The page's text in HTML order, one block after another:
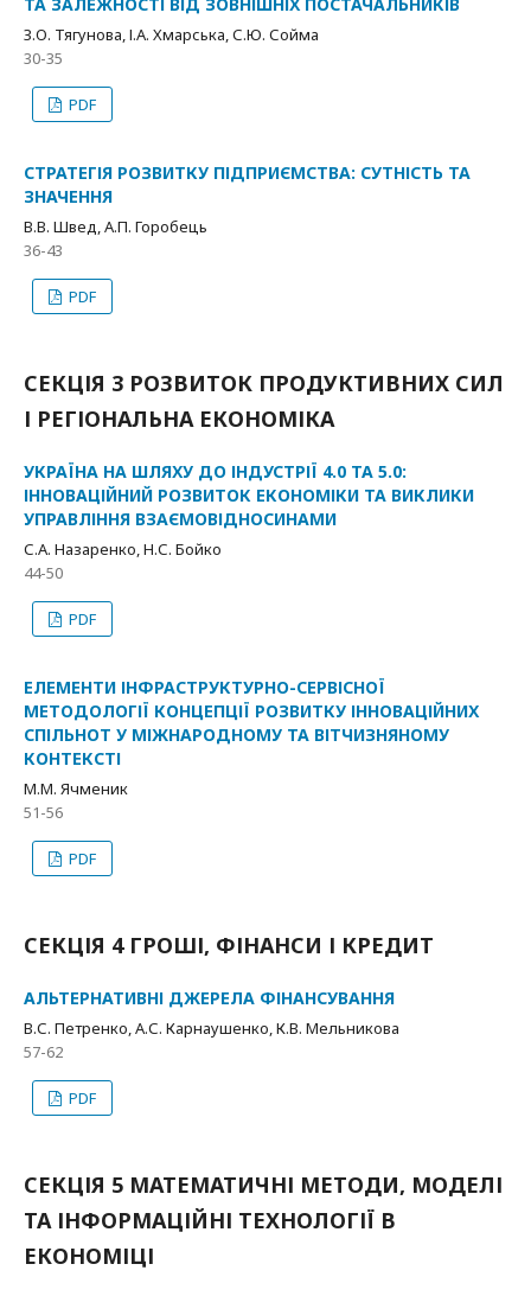
З.О. Тягунова, І.А. Хмарська, С.Ю. Сойма
30-35
PDF
СТРАТЕГІЯ РОЗВИТКУ ПІДПРИЄМСТВА: СУТНІСТЬ ТА
ЗНАЧЕННЯ
В.В. Швед, А.П. Горобець
36-43
PDF
СЕКЦІЯ 3 РОЗВИТОК ПРОДУКТИВНИХ СИЛ
І РЕГІОНАЛЬНА ЕКОНОМІКА
УКРАЇНА НА ШЛЯХУ ДО ІНДУСТРІЇ 4.0 ТА 5.0:
ІННОВАЦІЙНИЙ РОЗВИТОК ЕКОНОМІКИ ТА ВИКЛИКИ
УПРАВЛІННЯ ВЗАЄМОВІДНОСИНАМИ
С.А. Назаренко, Н.С. Бойко
44-50
PDF
ЕЛЕМЕНТИ ІНФРАСТРУКТУРНО-СЕРВІСНОЇ
МЕТОДОЛОГІЇ КОНЦЕПЦІЇ РОЗВИТКУ ІННОВАЦІЙНИХ
СПІЛЬНОТ У МІЖНАРОДНОМУ ТА ВІТЧИЗНЯНОМУ
КОНТЕКСТІ
М.М. Ячменик
51-56
PDF
СЕКЦІЯ 4 ГРОШІ, ФІНАНСИ І КРЕДИТ
АЛЬТЕРНАТИВНІ ДЖЕРЕЛА ФІНАНСУВАННЯ
В.С. Петренко, А.С. Карнаушенко, К.В. Мельникова
57-62
PDF
СЕКЦІЯ 5 МАТЕМАТИЧНІ МЕТОДИ, МОДЕЛІ
ТА ІНФОРМАЦІЙНІ ТЕХНОЛОГІЇ В
ЕКОНОМІЦІ